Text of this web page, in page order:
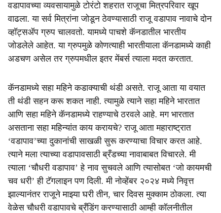
वडापावच्या व्यवसायामुळे टोरंटो शहरात राजूचा मित्रपरिवार खूप
वाढला. या सर्व मित्रांना जोडून ठेवण्यासाठी राजू वडापाव नावाचे दोन
व्हॉट्सॲप ग्रुप चालवतो. यामध्ये पाचशे कॅनडातील भारतीय
जोडलेले आहेत. या ग्रुपमुळे कोणत्याही भारतीयाला कॅनडामध्ये काही
अडचण असेल तर ग्रुपमधील इतर मेंबर्स त्याला मदत करतात.
कॅनडामध्ये सहा महिने कडाक्याची थंडी असते. राजू आता या वयात
ती थंडी सहन करू शकत नाही. त्यामुळे त्याने सहा महिने भारतात
आणि सहा महिने कॅनडामध्ये राहण्याचे ठरवले आहे. मग भारतात
असताना सहा महिन्यांत काय करायचे? राजू आता महाराष्ट्रात
‘वडापाव’च्या दुकानांची साखळी सुरू करण्याचा विचार करत आहे.
त्याने मला त्याच्या वडापावसाठी ब्रँडच्या नावाबाबत विचारले. मी
त्याला ‘चौधरी वडापाव’ हे नाव सुचवले आणि त्यासोबत ‘जो कायमची
चव धरी’ ही टॅगलाइन पण दिली. मी नोव्हेंबर २०२४ मध्ये निवृत्त
झाल्यानंतर राजूने माझ्या घरी तीन, चार दिवस मुक्काम ठोकला. त्या
वेळेस चौधरी वडापावचे ब्रँडिंग करण्यासाठी आम्ही कॉलनीतील